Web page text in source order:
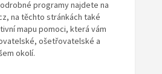
programy najdete na
na těchto stránkách také
mapu pomoci, která vám
ošetřovatelské a
okolí.